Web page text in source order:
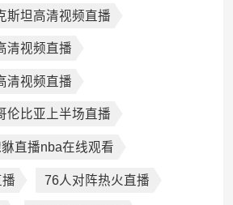
斯坦高清视频直播
清视频直播
清视频直播
伦比亚上半场直播
直播nba在线观看
76人对阵热火直播